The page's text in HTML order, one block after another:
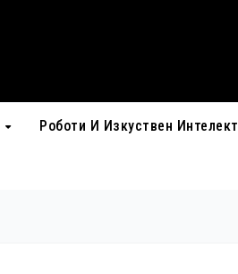
Роботи И Изкуствен Интелект